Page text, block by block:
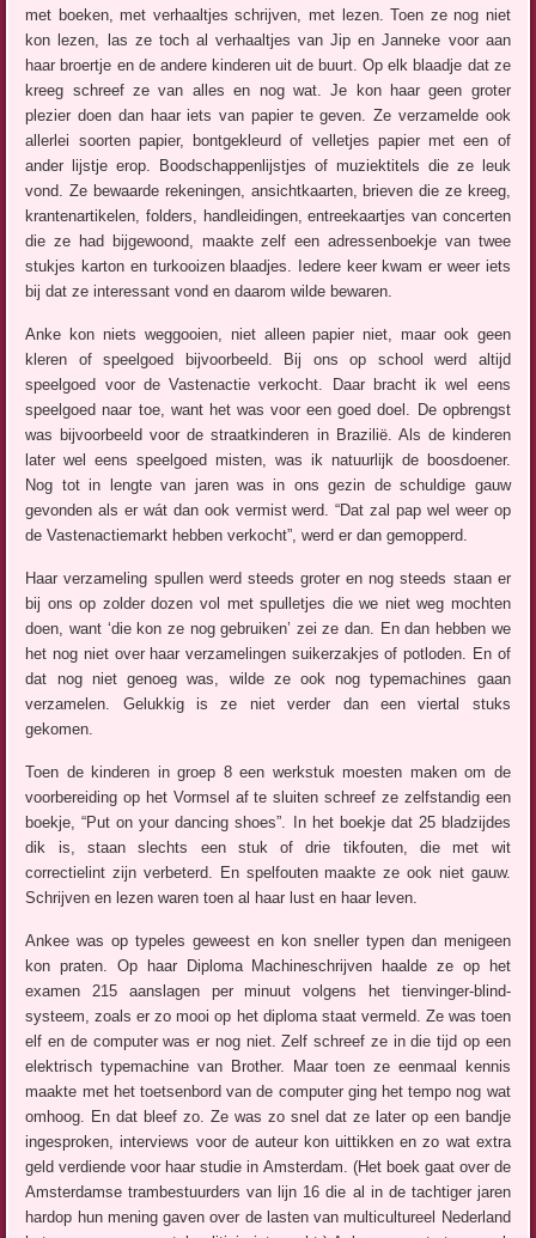
met boeken, met verhaaltjes schrijven, met lezen. Toen ze nog niet
kon lezen, las ze toch al verhaaltjes van Jip en Janneke voor aan
haar broertje en de andere kinderen uit de buurt. Op elk blaadje dat ze
kreeg schreef ze van alles en nog wat. Je kon haar geen groter
plezier doen dan haar iets van papier te geven. Ze verzamelde ook
allerlei soorten papier, bontgekleurd of velletjes papier met een of
ander lijstje erop. Boodschappenlijstjes of muziektitels die ze leuk
vond. Ze bewaarde rekeningen, ansichtkaarten, brieven die ze kreeg,
krantenartikelen, folders, handleidingen, entreekaartjes van concerten
die ze had bijgewoond, maakte zelf een adressenboekje van twee
stukjes karton en turkooizen blaadjes. Iedere keer kwam er weer iets
bij dat ze interessant vond en daarom wilde bewaren.
Anke kon niets weggooien, niet alleen papier niet, maar ook geen
kleren of speelgoed bijvoorbeeld. Bij ons op school werd altijd
speelgoed voor de Vastenactie verkocht. Daar bracht ik wel eens
speelgoed naar toe, want het was voor een goed doel. De opbrengst
was bijvoorbeeld voor de straatkinderen in Brazilië. Als de kinderen
later wel eens speelgoed misten, was ik natuurlijk de boosdoener.
Nog tot in lengte van jaren was in ons gezin de schuldige gauw
gevonden als er wát dan ook vermist werd. “Dat zal pap wel weer op
de Vastenactiemarkt hebben verkocht”, werd er dan gemopperd.
Haar verzameling spullen werd steeds groter en nog steeds staan er
bij ons op zolder dozen vol met spulletjes die we niet weg mochten
doen, want ‘die kon ze nog gebruiken’ zei ze dan. En dan hebben we
het nog niet over haar verzamelingen suikerzakjes of potloden. En of
dat nog niet genoeg was, wilde ze ook nog typemachines gaan
verzamelen. Gelukkig is ze niet verder dan een viertal stuks
gekomen.
Toen de kinderen in groep 8 een werkstuk moesten maken om de
voorbereiding op het Vormsel af te sluiten schreef ze zelfstandig een
boekje, “Put on your dancing shoes”. In het boekje dat 25 bladzijdes
dik is, staan slechts een stuk of drie tikfouten, die met wit
correctielint zijn verbeterd. En spelfouten maakte ze ook niet gauw.
Schrijven en lezen waren toen al haar lust en haar leven.
Ankee was op typeles geweest en kon sneller typen dan menigeen
kon praten. Op haar Diploma Machineschrijven haalde ze op het
examen 215 aanslagen per minuut volgens het tienvinger-blind-
systeem, zoals er zo mooi op het diploma staat vermeld. Ze was toen
elf en de computer was er nog niet. Zelf schreef ze in die tijd op een
elektrisch typemachine van Brother. Maar toen ze eenmaal kennis
maakte met het toetsenbord van de computer ging het tempo nog wat
omhoog. En dat bleef zo. Ze was zo snel dat ze later op een bandje
ingesproken, interviews voor de auteur kon uittikken en zo wat extra
geld verdiende voor haar studie in Amsterdam. (Het boek gaat over de
Amsterdamse trambestuurders van lijn 16 die al in de tachtiger jaren
hardop hun mening gaven over de lasten van multicultureel Nederland